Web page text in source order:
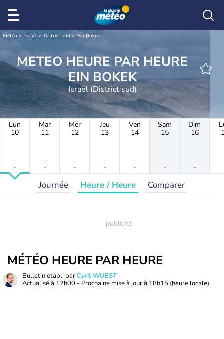
Météo Israël District sud Ein Bokek
METEO HEURE PAR HEURE
EIN BOKEK
Israël (District sud)
Lun
10
-
-
Mar
11
-
-
Mer
12
-
-
Jeu
13
-
-
Ven
14
-
-
Sam
15
-
-
Dim
16
-
-
Journée Heure / Heure Comparer
MÉTÉO HEURE PAR HEURE
Bulletin établi parCyril WUEST
Actualisé à 12h00 - Prochaine mise à jour à 18h15 (heure locale)